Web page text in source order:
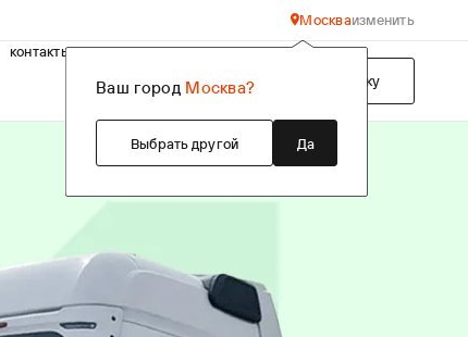
Москва
Ваш город Москва?
Выбрать другой Да
изменить
контакты
Подобрать технику